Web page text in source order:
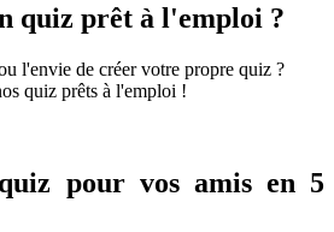
quiz prêt à l'emploi ?
l'envie de créer votre propre quiz ?
quiz prêts à l'emploi !
pour vos amis en 5